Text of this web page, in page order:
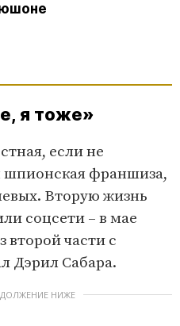
я тоже»
если не
шпионская франшиза,
Вторую жизнь
соцсети – в мае
второй части с
Дэрил Сабара.
НИЖЕ